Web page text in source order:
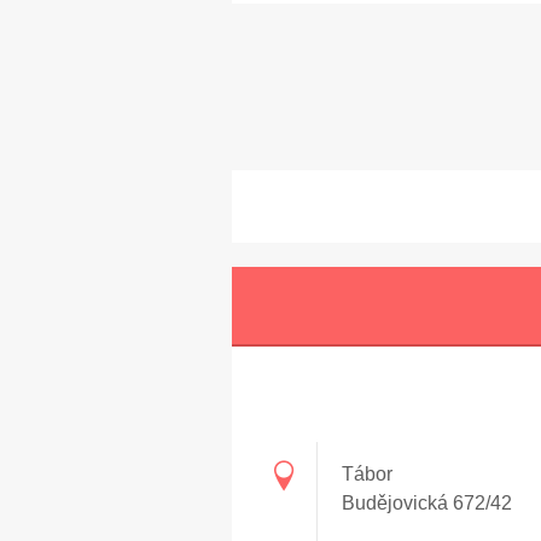
Tábor
Budějovická 672/42